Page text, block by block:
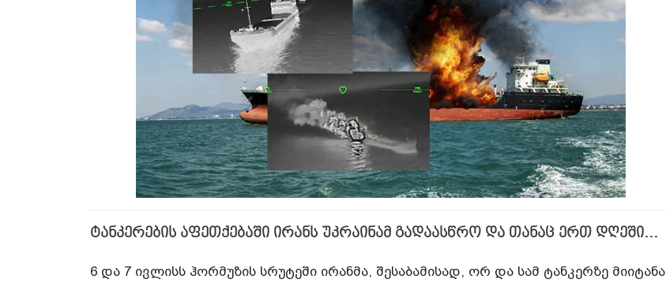
ტანკერების აფეთქებაში ირანს უკრაინამ გადაასწრო და თანაც ერთ დღეში...
6 და 7 ივლისს ჰორმუზის სრუტეში ირანმა, შესაბამისად, ორ და სამ ტანკერზე მიიტანა